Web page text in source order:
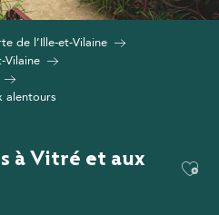
de l’Ille-et-Vilaine
Vilaine
alentours